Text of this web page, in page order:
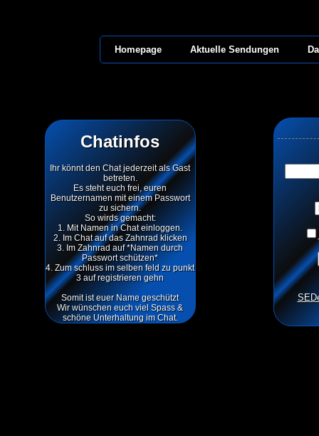
Homepage Aktuelle Sendungen
Chatinfos
Ihr könnt den Chat jederzeit als Gast
betreten.
Es steht euch frei, euren
Benutzernamen mit einem Passwort
zu sichern.
So wirds gemacht:
1. Mit Namen in Chat einloggen.
2. Im Chat auf das Zahnrad klicken
3. Im Zahnrad auf *Namen durch
Passwort schützen*
4. Zum schluss im selben feld zu punkt
3 auf registrieren gehn
Somit ist euer Name geschützt
Wir wünschen euch viel Spass &
schöne Unterhaltung im Chat.